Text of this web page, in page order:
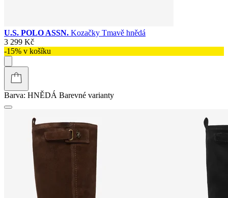
U.S. POLO ASSN. Kozačky Tmavě hnědá
3 299 Kč
-15% v košíku
Barva: HNĚDÁ Barevné varianty